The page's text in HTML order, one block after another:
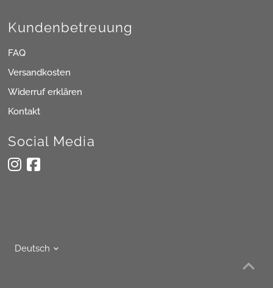
Kundenbetreuung
FAQ
Versandkosten
Widerruf erklären
Kontakt
Social Media
Deutsch